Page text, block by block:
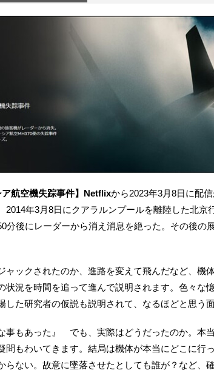
ア航空機失踪事件】Netflixから2023年3月8日に配
2014年3月8日にクアラルンプールを離陸した北京
分後にレーダーから消え消息を絶った。その後の
ャックされたのか、進路を変えて飛んだなど、機
状況を時間を追って進んで説明されます。色々な
した研究者の仮説も説明されて、なるほどと思う
事もあった』 でも、実際はどうだったのか。本
問もわいてきます。結局は機体が本当にどこに行
らない。故意に墜落させたとしても誰が？など、